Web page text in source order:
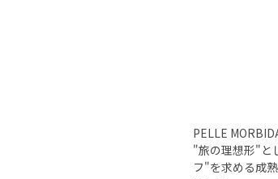
PELLE
"旅の理想形"と
フ"を求める成